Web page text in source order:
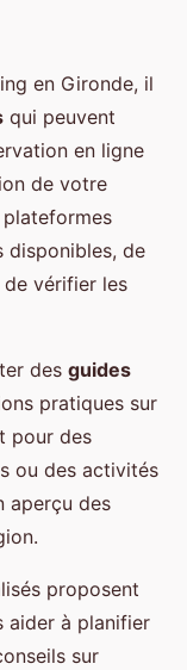
en Gironde, il
qui peuvent
en ligne
de votre
disponibles, de
vérifier les
des guides
pratiques sur
pour des
ou des activités
aperçu des
proposent
aider à planifier
sur